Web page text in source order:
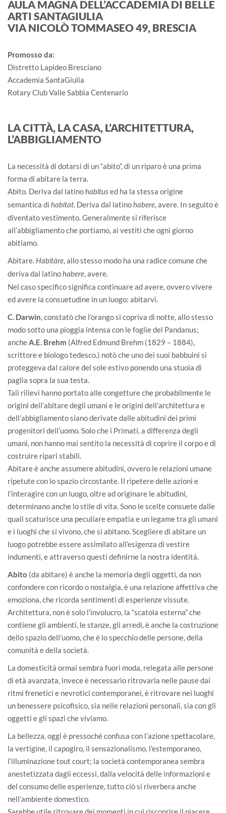
AULA MAGNA DELL’ACCADEMIA DI BELLE
ARTI SANTAGIULIA
VIA NICOLÒ TOMMASEO 49, BRESCIA
Promosso da:
Distretto Lapideo Bresciano
Accademia SantaGiulia
Rotary Club Valle Sabbia Centenario
LA CITTÀ, LA CASA, L’ARCHITETTURA,
L’ABBIGLIAMENTO
La necessità di dotarsi di un “abito”, di un riparo è una prima
forma di abitare la terra.
Abito. Deriva dal latino habitus ed ha la stessa origine
semantica di habitat . Deriva dal latino habere , avere. In seguito è
diventato vestimento. Generalmente si riferisce
all’abbigliamento che portiamo, ai vestiti che ogni giorno
abitiamo.
Abitare. Habitàre , allo stesso modo ha una radice comune che
deriva dal latino habere , avere.
Nel caso specifico significa continuare ad avere, ovvero vivere
ed avere la consuetudine in un luogo: abitarvi.
C. Darwin , constatò che l’orango si copriva di notte, allo stesso
modo sotto una pioggia intensa con le foglie del Pandanus;
anche A.E. Brehm (Alfred Edmund Brehm (1829 – 1884),
scrittore e biologo tedesco.) notò che uno dei suoi babbuini si
proteggeva dal calore del sole estivo ponendo una stuoia di
paglia sopra la sua testa.
Tali rilievi hanno portato alle congetture che probabilmente le
origini dell’abitare degli umani e le origini dell’architettura e
dell’abbigliamento siano derivate dalle abitudini dei primi
progenitori dell’uomo. Solo che i Primati, a differenza degli
umani, non hanno mai sentito la necessità di coprire il corpo e di
costruire ripari stabili.
Abitare è anche assumere abitudini, ovvero le relazioni umane
ripetute con lo spazio circostante. Il ripetere delle azioni e
l’interagire con un luogo, oltre ad originare le abitudini,
determinano anche lo stile di vita. Sono le scelte consuete dalle
quali scaturisce una peculiare empatia e un legame tra gli umani
e i luoghi che si vivono, che si abitano. Scegliere di abitare un
luogo potrebbe essere assimilato all’esigenza di vestire
indumenti, e attraverso questi definirne la nostra identità.
Abito (da abitare) è anche la memoria degli oggetti, da non
confondere con ricordo o nostalgia, è una relazione affettiva che
emoziona, che ricorda sentimenti di esperienze vissute.
Architettura, non è solo l’involucro, la “scatola esterna” che
contiene gli ambienti, le stanze, gli arredi, è anche la costruzione
dello spazio dell’uomo, che è lo specchio delle persone, della
comunità e della società.
La domesticità ormai sembra fuori moda, relegata alle persone
di età avanzata, invece è necessario ritrovarla nelle pause dai
ritmi frenetici e nevrotici contemporanei, è ritrovare nei luoghi
un benessere psicofisico, sia nelle relazioni personali, sia con gli
oggetti e gli spazi che viviamo.
La bellezza, oggi è pressoché confusa con l’azione spettacolare,
la vertigine, il capogiro, il sensazionalismo, l’estemporaneo,
l’illuminazione tout court; la società contemporanea sembra
anestetizzata dagli eccessi, dalla velocità delle informazioni e
del consumo delle esperienze, tutto ciò si riverbera anche
nell’ambiente domestico.